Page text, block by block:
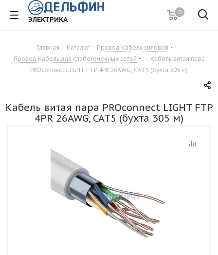
ЭЛЕКТРИКА
0
Главная - Каталог - Провод Кабель силовой
-
Провод Кабель для слаботочечных сетей
- Кабель витая пара
PROconnect LIGHT FTP 4PR 26AWG, CAT5 (бухта 305 м)
Кабель витая пара PROconnect LIGHT FTP
4PR 26AWG, CAT5 (бухта 305 м)